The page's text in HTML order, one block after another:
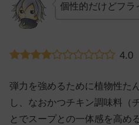
個性的だけどフラ
4.0
弾力を強めるために植物性た
し、なおかつチキン調味料（
とでスープとの一体感を高め